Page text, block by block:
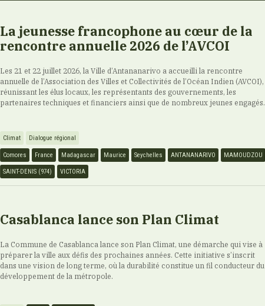
La jeunesse francophone au cœur de la
rencontre annuelle 2026 de l’AVCOI
Les 21 et 22 juillet 2026, la Ville d’Antananarivo a accueilli la rencontre
annuelle de l’Association des Villes et Collectivités de l’Océan Indien (AVCOI),
réunissant les élus locaux, les représentants des gouvernements, les
partenaires techniques et financiers ainsi que de nombreux jeunes engagés.
Climat Dialogue régional
Comores France Madagascar Maurice Seychelles ANTANANARIVO MAMOUDZOU
SAINT-DENIS (974) VICTORIA
Casablanca lance son Plan Climat
La Commune de Casablanca lance son Plan Climat, une démarche qui vise à
préparer la ville aux défis des prochaines années. Cette initiative s’inscrit
dans une vision de long terme, où la durabilité constitue un fil conducteur du
développement de la métropole.